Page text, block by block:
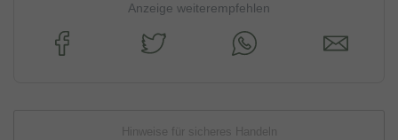
Anzeige weiterempfehlen
Hinweise für sicheres Handeln